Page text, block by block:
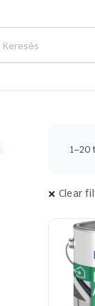
1–20
Clear